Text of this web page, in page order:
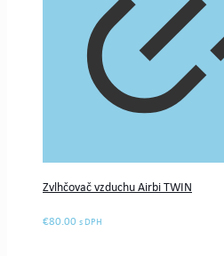
Zvlhčovač vzduchu Airbi TWIN
€80.00 s DPH